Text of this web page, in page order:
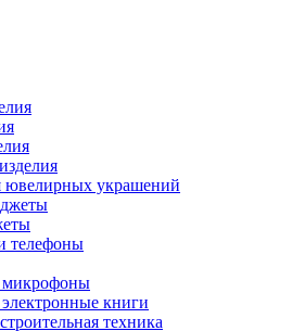
ювелирных украшений
телефоны
книги